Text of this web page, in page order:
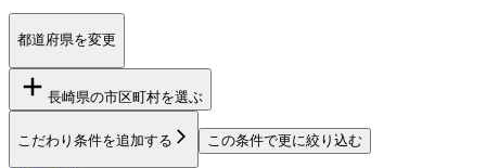
都道府県を変更
長崎県の市区町村を選ぶ
こだわり条件を追加する この条件で更に絞り込む